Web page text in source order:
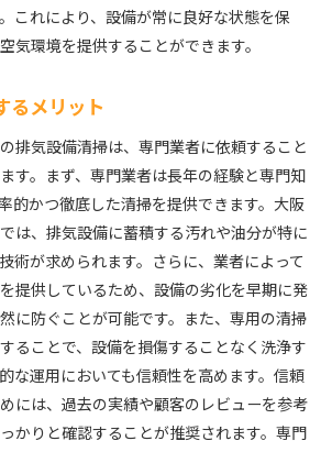
善するための具体的手法
を保つための日常的な管理方法
効果を持続させるためのコツ
る空気質改善のテクニック
を向上させる清掃方法
境におけるスーパーマーケット排気設
排気設備に及ぼす影響
応じた清掃の必要性
ズに応じた清掃方針の策定
した清掃方法の選択肢
これにより、設備が常に良好な状態を保
気環境を提供することができます。
るメリット
排気設備清掃は、専門業者に依頼すること
す。まず、専門業者は長年の経験と専門知
的かつ徹底した清掃を提供できます。大阪
は、排気設備に蓄積する汚れや油分が特に
術が求められます。さらに、業者によって
提供しているため、設備の劣化を早期に発
に防ぐことが可能です。また、専用の清掃
ることで、設備を損傷することなく洗浄す
な運用においても信頼性を高めます。信頼
には、過去の実績や顧客のレビューを参考
かりと確認することが推奨されます。専門